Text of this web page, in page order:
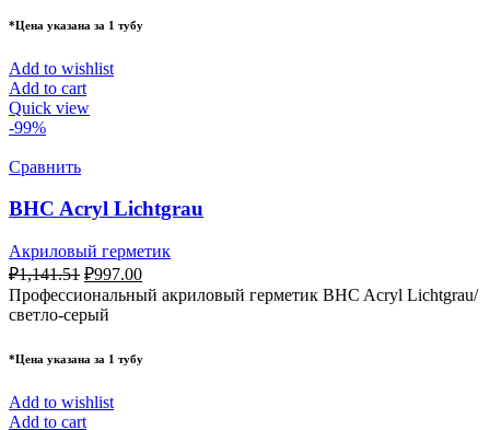
*Цена указана за 1 тубу
Add to wishlist
Add to cart
Quick view
-99%
Сравнить
BHC Acryl Lichtgrau
Акриловый герметик
₽1,141.51 ₽997.00
Профессиональный акриловый герметик BHC Acryl Lichtgrau/
светло-серый
*Цена указана за 1 тубу
Add to wishlist
Add to cart